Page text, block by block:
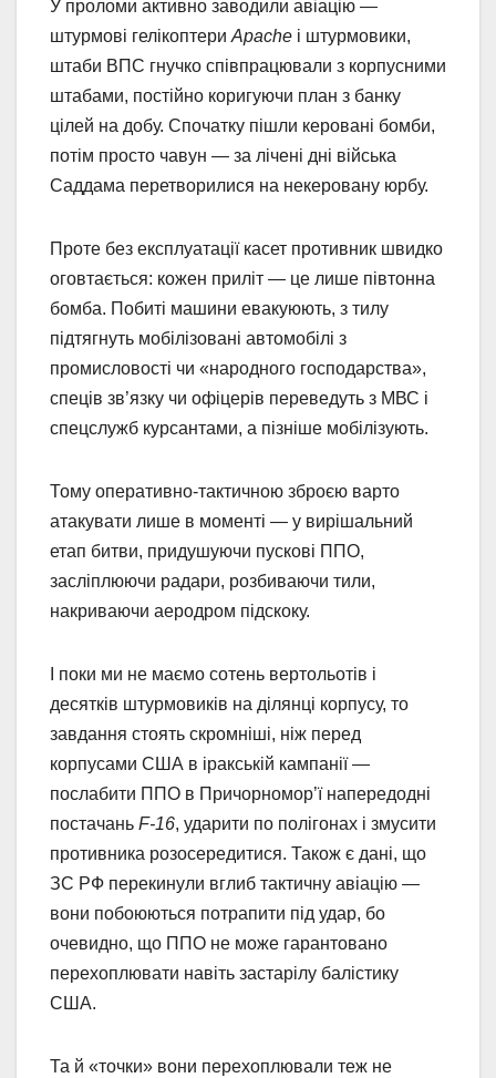
У проломи активно заводили авіацію —
штурмові гелікоптериApache і штурмовики,
штаби ВПС гнучко співпрацювали з корпусними
штабами, постійно коригуючи план з банку
цілей на добу. Спочатку пішли керовані бомби,
потім просто чавун — за лічені дні війська
Саддама перетворилися на некеровану юрбу.
Проте без експлуатації касет противник швидко
оговтається: кожен приліт — це лише півтонна
бомба. Побиті машини евакуюють, з тилу
підтягнуть мобілізовані автомобілі з
промисловості чи «народного господарства»,
спеців зв’язку чи офіцерів переведуть з МВС і
спецслужб курсантами, а пізніше мобілізують.
Тому оперативно-тактичною зброєю варто
атакувати лише в моменті — у вирішальний
етап битви, придушуючи пускові ППО,
засліплюючи радари, розбиваючи тили,
накриваючи аеродром підскоку.
І поки ми не маємо сотень вертольотів і
десятків штурмовиків на ділянці корпусу, то
завдання стоять скромніші, ніж перед
корпусами США в іракській кампанії —
послабити ППО в Причорномор’ї напередодні
постачань F-16, ударити по полігонах і змусити
противника розосередитися. Також є дані, що
ЗС РФ перекинули вглиб тактичну авіацію —
вони побоюються потрапити під удар, бо
очевидно, що ППО не може гарантовано
перехоплювати навіть застарілу балістику
США.
Та й «точки» вони перехоплювали теж не